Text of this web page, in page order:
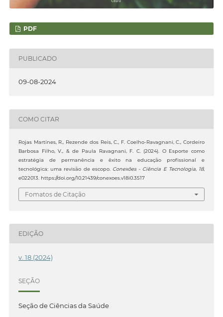
PDF
PUBLICADO
09-08-2024
COMO CITAR
Rojas Martines, R., Rezende dos Reis, C., F. Coelho-Ravagnani, C., Cordeiro
Barbosa Filho, V., & de Paula Ravagnani, F. C. (2024). O Esporte como
estratégia de permanência e êxito na educação profissional e
tecnológica: uma revisão de escopo. Conexões - Ciência E Tecnologia, 18,
e022013. https://doi.org/10.21439/conexoes.v18i0.3517
Fomatos de Citação
EDIÇÃO
v. 18 (2024)
SEÇÃO
Seção de Ciências da Saúde